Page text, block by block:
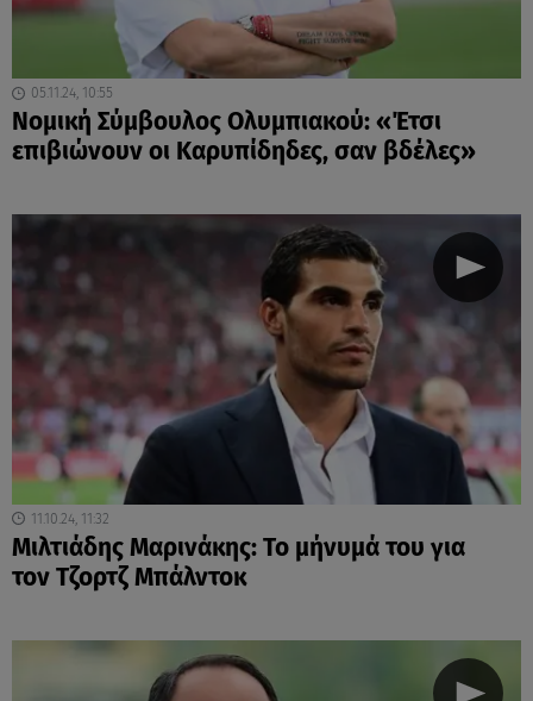
05.11.24, 10:55
Νομική Σύμβουλος Ολυμπιακού: «Έτσι
επιβιώνουν οι Καρυπίδηδες, σαν βδέλες»
11.10.24, 11:32
Μιλτιάδης Μαρινάκης: Το μήνυμά του για
τον Τζορτζ Μπάλντοκ